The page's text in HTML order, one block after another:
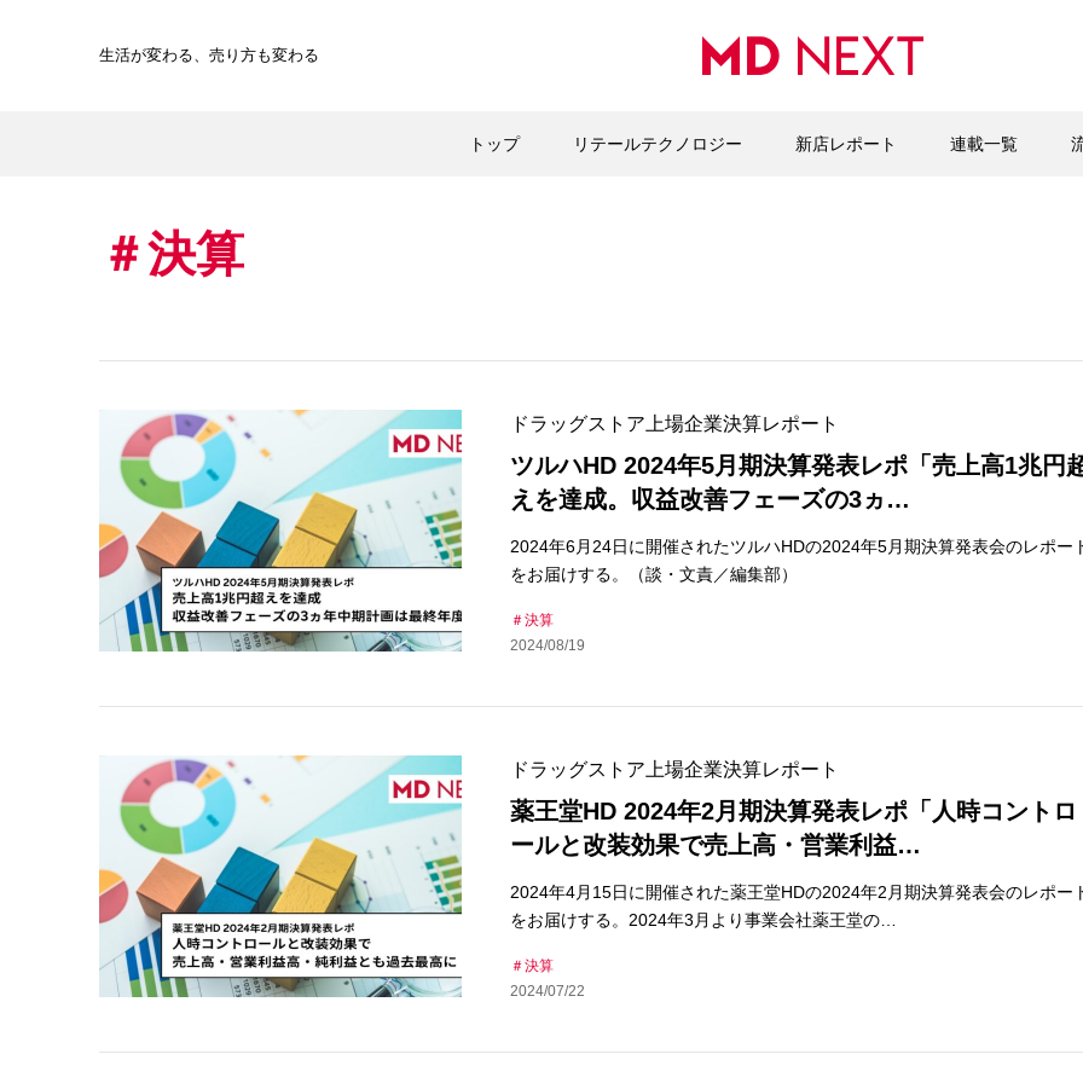
生活が変わる、 売り方も変わる
トップ リテールテクノロジー 新店レポート 連載一覧
決算
ドラッグストア上場企業決算レポート
ツルハHD 2024年5月期決算発表レポ「売上高1兆円
えを達成。収益改善フェーズの3ヵ…
2024年6月24日に開催されたツルハHDの2024年5月期決算発表会のレポー
をお届けする。（談・文責／編集部）
決算
2024/08/19
ドラッグストア上場企業決算レポート
薬王堂HD 2024年2月期決算発表レポ「人時コントロ
ールと改装効果で売上高・営業利益…
2024年4月15日に開催された薬王堂HDの2024年2月期決算発表会のレポー
をお届けする。2024年3月より事業会社薬王堂の…
決算
2024/07/22